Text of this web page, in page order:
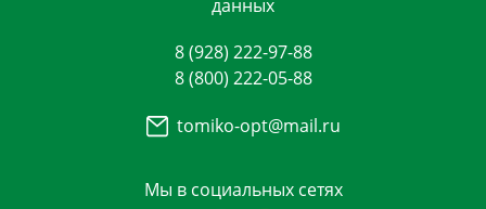
данных
Мы в социальных сетях
8 (928) 222-97-88
8 (800) 222-05-88
tomiko-opt@mail.ru